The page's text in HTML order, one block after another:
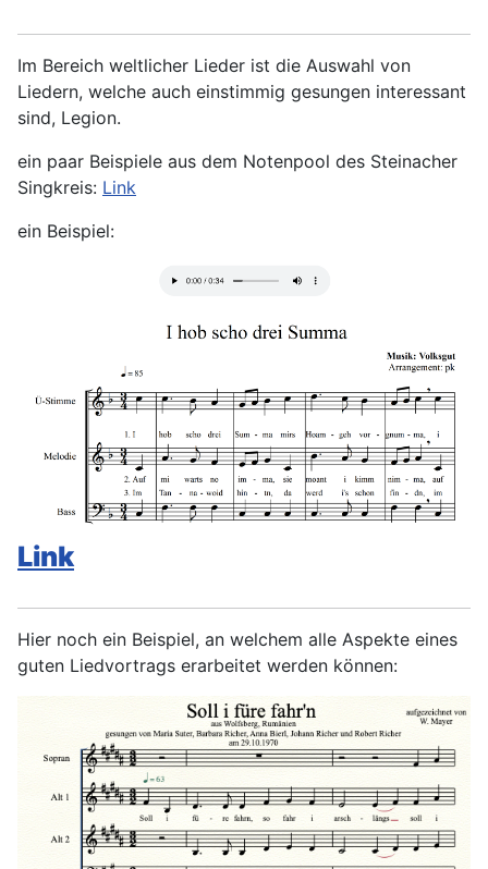
Im Bereich weltlicher Lieder ist die Auswahl von
Liedern, welche auch einstimmig gesungen interessant
sind, Legion.
ein paar Beispiele aus dem Notenpool des Steinacher
Singkreis: Link
ein Beispiel:
Link
Hier noch ein Beispiel, an welchem alle Aspekte eines
guten Liedvortrags erarbeitet werden können: